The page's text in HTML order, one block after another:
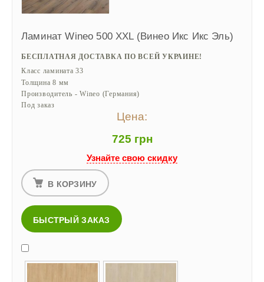
Ламинат Wineo 500 XХL (Винео Икс Икс Эль)
БЕСПЛАТНАЯ ДОСТАВКА ПО ВСЕЙ УКРАИНЕ!
Класс ламината 33
Толщина 8 мм
Производитель - Wineo (Германия)
Под заказ
Цена:
725 грн
Узнайте свою скидку
В КОРЗИНУ
БЫСТРЫЙ ЗАКАЗ